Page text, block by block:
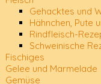
Gehacktes und
Hähnchen, Pute
Rindfleisch-
Schweinische
Fischiges
Gelee und Marmelade
Gemüse